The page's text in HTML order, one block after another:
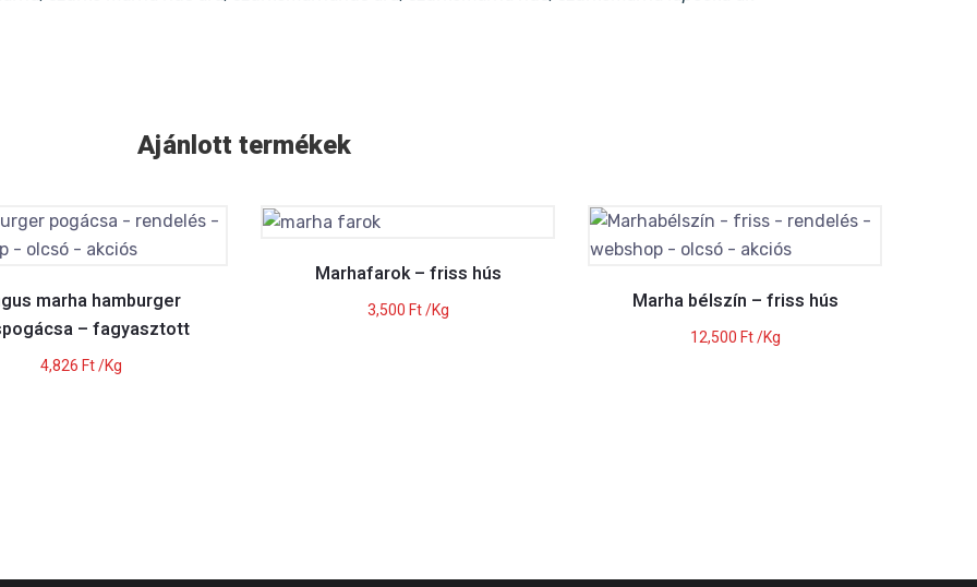
Ajánlott termékek
marha hamburger
– fagyasztott
4,826Ft/Kg
Marhafarok – friss hús
3,500Ft/Kg Marha bélszín – friss hús
12,500Ft/Kg